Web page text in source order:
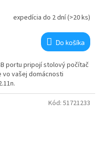
expedícia do 2 dní(>20 ks)
Do košíka
portu pripojí stolový počítač
vašej domácnosti
Kód: 51721233